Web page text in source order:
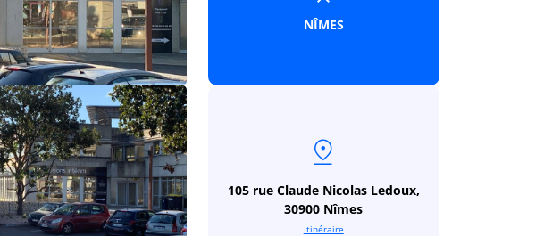
NÎMES
105 rue Claude Nicolas Ledoux,
30900 Nîmes
Itinéraire